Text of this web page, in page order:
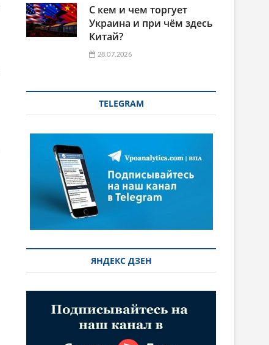
С кем и чем торгует
Украина и при чём здесь
Китай?
28.07.2026
TELEGRAM
ЯНДЕКС ДЗЕН